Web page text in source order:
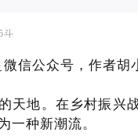
斗
微信公众号，作者胡
天地。在乡村振兴
一种新潮流。